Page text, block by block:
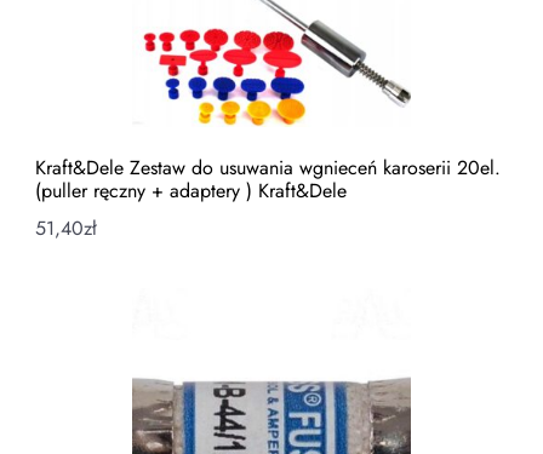
Kraft&Dele Zestaw do usuwania wgnieceń karoserii 20el.
(puller ręczny + adaptery ) Kraft&Dele
51,40zł